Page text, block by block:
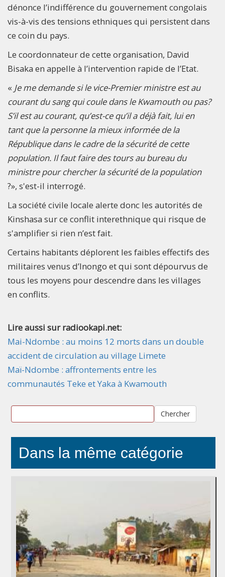
dénonce l’indifférence du gouvernement congolais
vis-à-vis des tensions ethniques qui persistent dans
ce coin du pays.
Le coordonnateur de cette organisation, David
Bisaka en appelle à l’intervention rapide de l’Etat.
« Je me demande si le vice-Premier ministre est au
courant du sang qui coule dans le Kwamouth ou pas?
S’il est au courant, qu’est-ce qu’il a déjà fait, lui en
tant que la personne la mieux informée de la
République dans le cadre de la sécurité de cette
population. Il faut faire des tours au bureau du
ministre pour chercher la sécurité de la population
?», s'est-il interrogé.
La société civile locale alerte donc les autorités de
Kinshasa sur ce conflit interethnique qui risque de
s'amplifier si rien n’est fait.
Certains habitants déplorent les faibles effectifs des
militaires venus d’Inongo et qui sont dépourvus de
tous les moyens pour descendre dans les villages
en conflits.
Lire aussi sur radiookapi.net:
Mai-Ndombe : au moins 12 morts dans un double
accident de circulation au village Limete
Maï-Ndombe : affrontements entre les
communautés Teke et Yaka à Kwamouth
Chercher
Dans la même catégorie